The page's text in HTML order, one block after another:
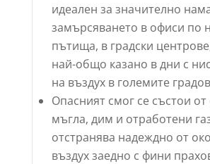
идеален за значително
замърсяването в офиси по
пътища, в градски
най-общо казано в дни с
на въздух в големите
Опасният смог се състои от
мъгла, дим и отработени
отстранява надеждно от
въздух заедно с фини